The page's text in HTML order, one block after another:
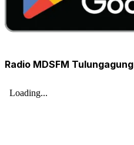
Radio MDSFM Tulungagung